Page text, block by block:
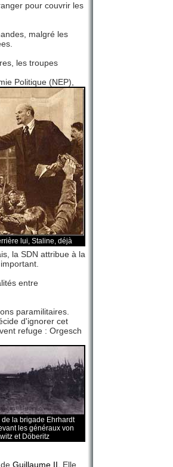
pour couvrir les
malgré les
les troupes
Politique (NEP),
lui, Staline, déjà
la SDN attribue à la
entre
paramilitaires.
d'ignorer cet
refuge : Orgesch
de la brigade Ehrhardt
les généraux von
et Döberitz
Guillaume II . Elle